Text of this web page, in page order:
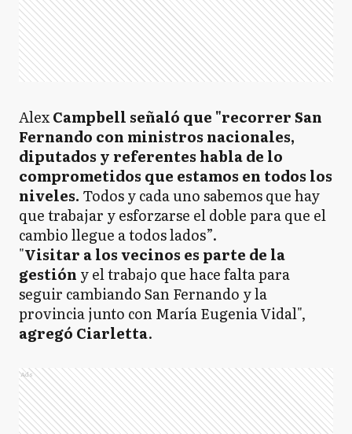
AlexCampbell señaló que "recorrer San
Fernando con ministros nacionales,
diputados y referentes habla de lo
comprometidos que estamos en todos los
niveles. Todos y cada uno sabemos que hay
que trabajar y esforzarse el doble para que el
cambio llegue a todos lados”.
"Visitar a los vecinos es parte de la
gestión y el trabajo que hace falta para
seguir cambiando San Fernando y la
provincia junto con María Eugenia Vidal",
agregó Ciarletta.
Ads